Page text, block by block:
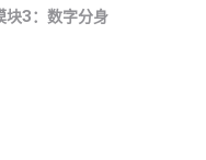
块3：数字分身